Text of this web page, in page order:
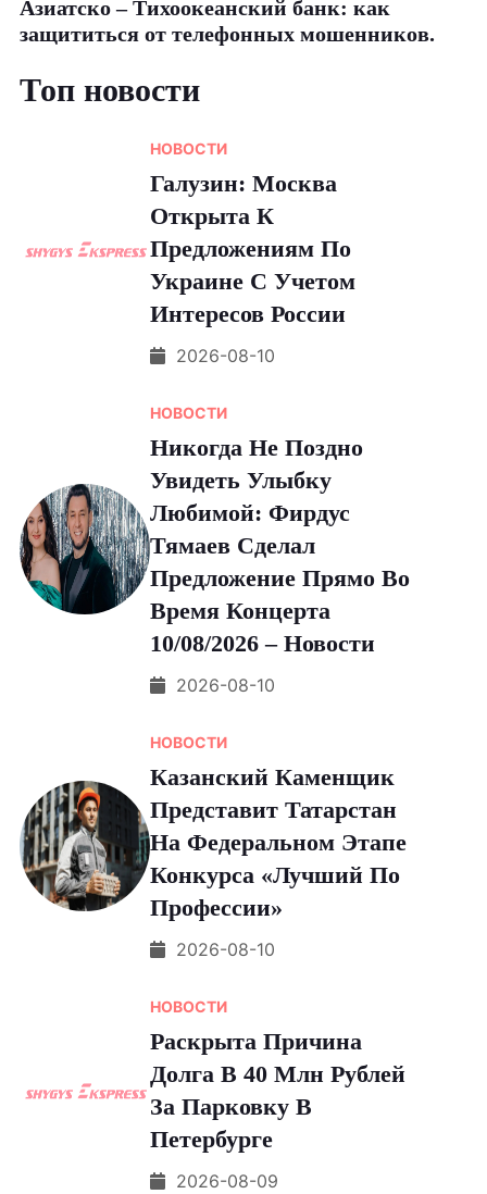
Азиатско – Тихоокеанский банк: как
защититься от телефонных мошенников.
Топ новости
НОВОСТИ
Галузин: Москва
Открыта К
Предложениям По
Украине С Учетом
Интересов России
2026-08-10
НОВОСТИ
Никогда Не Поздно
Увидеть Улыбку
Любимой: Фирдус
Тямаев Сделал
Предложение Прямо Во
Время Концерта
10/08/2026 – Новости
2026-08-10
НОВОСТИ
Казанский Каменщик
Представит Татарстан
На Федеральном Этапе
Конкурса «Лучший По
Профессии»
2026-08-10
НОВОСТИ
Раскрыта Причина
Долга В 40 Млн Рублей
За Парковку В
Петербурге
2026-08-09